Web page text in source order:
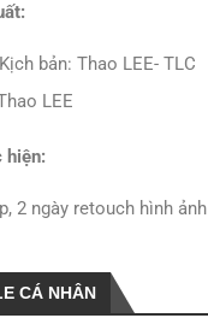
bản: Thao LEE- TLC
LEE
hiện:
2 ngày retouch hình ảnh
CÁ NHÂN